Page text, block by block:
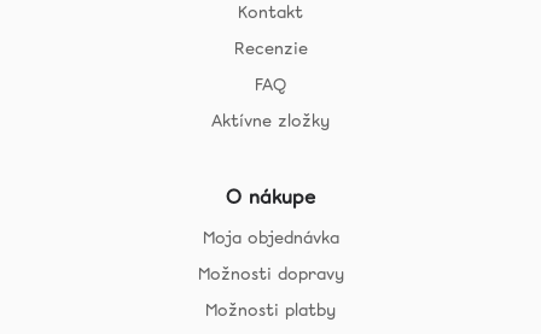
Kontakt
Recenzie
FAQ
Aktívne zložky
O nákupe
Moja objednávka
Možnosti dopravy
Možnosti platby